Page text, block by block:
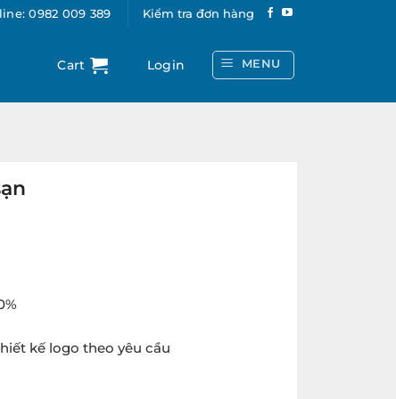
0982 009 389 Kiểm tra đơn hàng
Cart Login MENU
₫.
kế logo theo yêu cầu